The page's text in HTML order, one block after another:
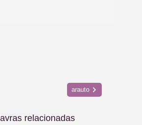
arauto
relacionadas